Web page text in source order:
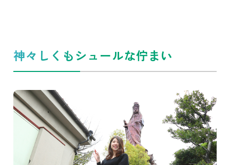
神々しくもシュールな佇まい